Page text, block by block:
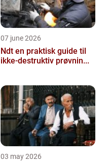
07 june 2026
Ndt en praktisk guide til
ikke-destruktiv prøvnin...
03 may 2026